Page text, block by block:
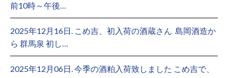
前10時～午後…
2025年12月16日. こめ吉、初入荷の酒蔵さん ⁡ 島岡酒造か
ら 群馬泉 初し…
2025年12月06日. 今季の酒粕入荷致しました こめ吉で、